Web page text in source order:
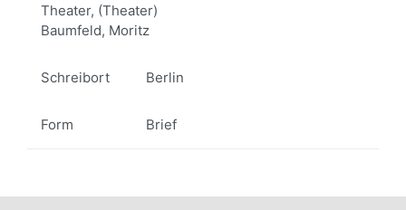
Theater, (Theater)
Baumfeld, Moritz
Schreibort Berlin
Form Brief